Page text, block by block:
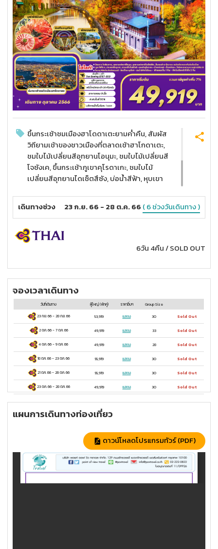
ขึ้นกระเช้าชมเมืองฮาโดดาเตะยามค่ำคืน, สัมผัส
วิถียามเช้าของชาวเมืองที่ตลาดเช้าฮาโกดาเตะ,
ชมใบไม้เปลี่ยนสีอุทยานโอนุมะ, ชมใบไม้เปลี่ยนสี
โจซังเค, ขึ้นกระเช้าภูเขาคุโรดาเกะ, ชมใบไม้
เปลี่ยนสีอุทยานไดเซ็ตสึซัง, บ่อน้ำสีฟ้า, หุบเขา
ช้อปปิ้งถนนทานุกิโคจิ, ตลาดเช้าฮาโกดาเตะ,
เที่ยวคลองโอตารุ
เดินทางช่วง 23 ก.ย. 66 - 28 ต.ค. 66 ( 6 ช่วงวันเดินทาง )
6วัน 4คืน/SOLD OUT
จองเวลาเดินทาง
วันที่เดินทาง ผู้ใหญ่(พักคู่) ราคาอื่นๆ
Group Size
23 ก.ย. 66-28 ก.ย. 66 53,919 แสดง 30 Sold Out
2 ต.ค. 66-7 ต.ค. 66 49,919 แสดง 33 Sold Out
4 ต.ค. 66-9 ต.ค. 66 49,919 แสดง 28 Sold Out
18 ต.ค. 66-23 ต.ค. 66 55,919 แสดง 30 Sold Out
21 ต.ค. 66-26 ต.ค. 66 55,919 แสดง 30 Sold Out
23 ต.ค. 66-28 ต.ค. 66 49,919 แสดง 30 Sold Out
แผนการเดินทางท่องเที่ยว
ดาวน์โหลดโปรแกรมทัวร์ (PDF)